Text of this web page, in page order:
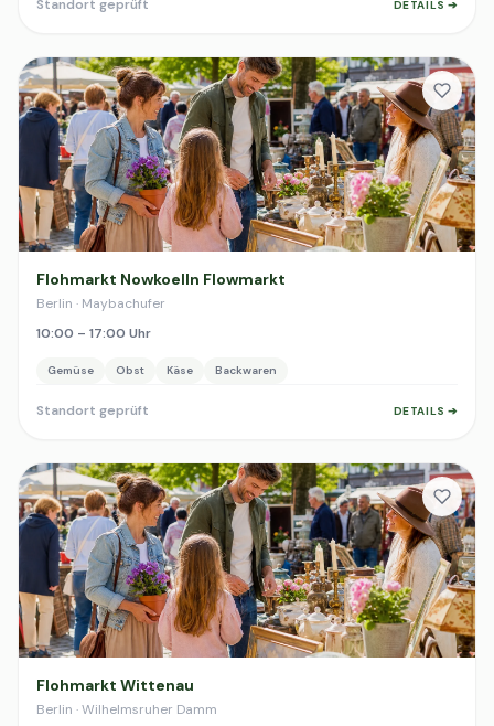
Standort geprüft DETAILS ➔
Flohmarkt Nowkoelln Flowmarkt
Berlin · Maybachufer
10:00 – 17:00 Uhr
Gemüse Obst Käse Backwaren
Standort geprüft DETAILS ➔
Flohmarkt Wittenau
Berlin · Wilhelmsruher Damm